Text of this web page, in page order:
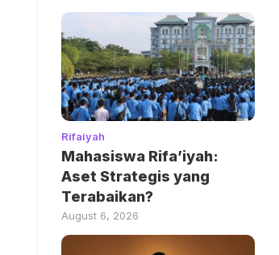
Rifaiyah
Mahasiswa Rifa’iyah:
Aset Strategis yang
Terabaikan?
August 6, 2026